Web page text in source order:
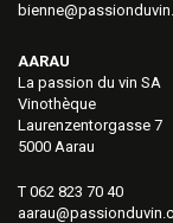
AARAU
La passion du vin SA
Vinothèque
Laurenzentorgasse 7
5000 Aarau
T 062 823 70 40